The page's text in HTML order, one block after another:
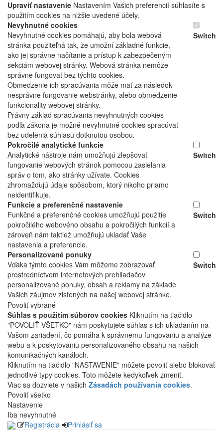
Upraviť nastavenie Nastavením Vašich preferencií súhlasíte s
použitím cookies na nižšie uvedené účely.
Nevyhnutné cookies
Nevyhnutné cookies pomáhajú, aby bola webová
stránka použiteľná tak, že umožní základné funkcie,
ako jej správne načítanie a prístup k zabezpečeným
sekciám webovej stránky. Webová stránka nemôže
správne fungovať bez týchto cookies.
Obmedzenie ich spracúvania môže mať za následok
nesprávne fungovanie webstránky, alebo obmedzenie
funkcionality webovej stránky.
Právny základ spracúvania nevyhnutných cookies -
podľa zákona je možné nevyhnutné cookies spracúvať
bez udelenia súhlasu dotknutou osobou.
Switch
Pokročilé analytické funkcie
Analytické nástroje nám umožňujú zlepšovať
fungovanie webových stránok pomocou zasielania
správ o tom, ako stránky užívate. Cookies
zhromažďujú údaje spôsobom, ktorý nikoho priamo
neidentifikuje.
Switch
Funkcie a preferenčné nastavenie
Funkčné a preferenčné cookies umožňujú použitie
pokročilého webového obsahu a pokročilých funkcií a
zároveň nám taktiež umožňujú ukladať Vaše
nastavenia a preferencie.
Switch
Personalizované ponuky
Vďaka týmto cookies Vám môžeme zobrazovať
prostredníctvom internetových prehliadačov
personalizované ponuky, obsah a reklamy na základe
Vašich záujmov zistených na našej webovej stránke.
Switch
Povoliť vybrané
Súhlas s použitím súborov cookies Kliknutím na tlačidlo
"POVOLIŤ VŠETKO" nám poskytujete súhlas s ich ukladaním na
Vašom zariadení, čo pomáha k správnemu fungovaniu a analýze
webu a k poskytovaniu personalizovaného obsahu na našich
komunikačných kanáloch.
Kliknutím na tlačidlo "NASTAVENIE" môžete povoliť alebo blokovať
jednotlivé typy cookies. Toto môžete kedykoľvek zmeniť.
Viac sa dozviete v našich Zásadách používania cookies.
Povoliť všetko
Nastavenie
Iba nevyhnutné
Registrácia
Prihlásiť sa